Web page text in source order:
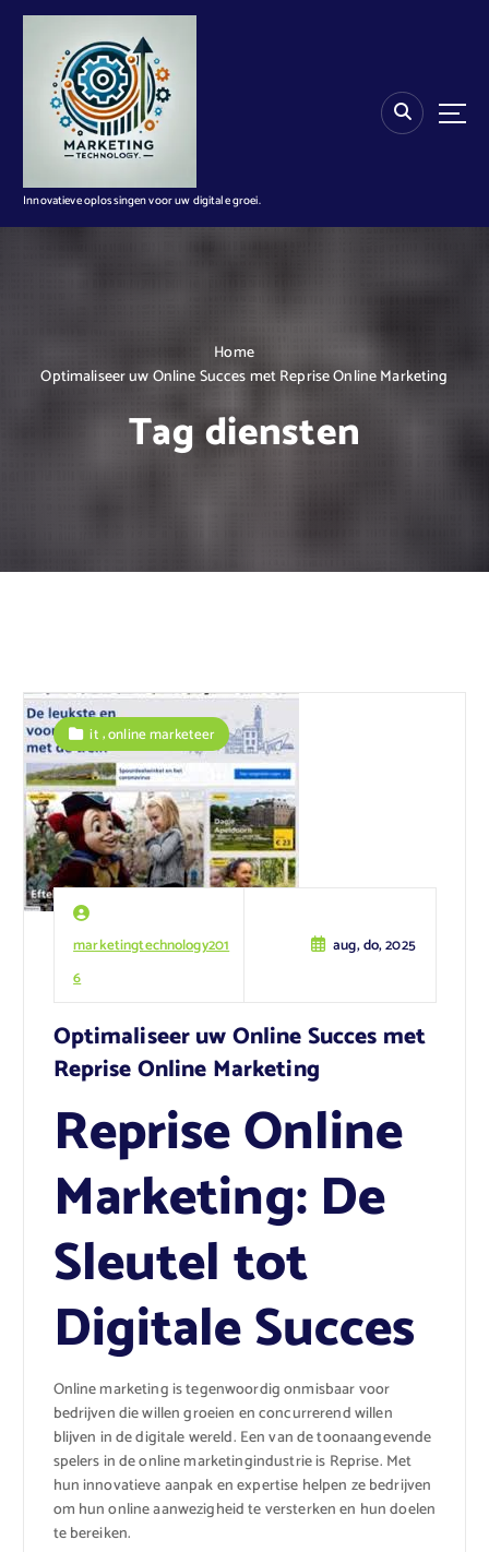
n
Innovatieve oplossingen voor uw digitale groei.
Home
Optimaliseer uw Online Succes met Reprise Online Marketing
Tag diensten
marketingtechnology201
6
aug, do, 2025
it,online marketeer
Optimaliseer uw Online Succes met
Reprise Online Marketing
Reprise Online
Marketing: De
Sleutel tot
Digitale Succes
Online marketing is tegenwoordig onmisbaar voor
bedrijven die willen groeien en concurrerend willen
blijven in de digitale wereld. Een van de toonaangevende
spelers in de online marketingindustrie is Reprise. Met
hun innovatieve aanpak en expertise helpen ze bedrijven
om hun online aanwezigheid te versterken en hun doelen
te bereiken.